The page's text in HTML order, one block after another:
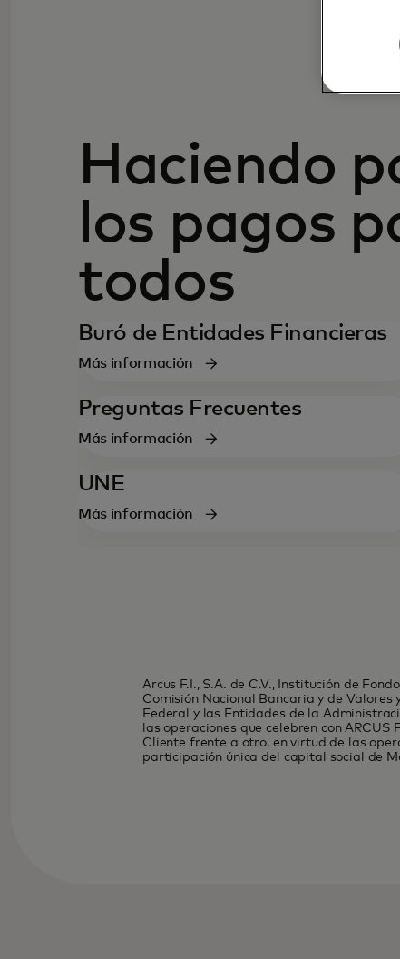
Haciendo
los pagos
todos
Buró de Entidades Financieras
Más información
Preguntas Frecuentes
Más información
UNE
Más información
Arcus F.I., S.A. de C.V., Institución de
Comisión Nacional Bancaria y de Valores
Federal y las Entidades de la
las operaciones que celebren con
Cliente frente a otro, en virtud de las
participación única del capital social de